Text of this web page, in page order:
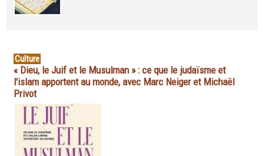
Culture
« Dieu, le Juif et le Musulman » : ce que le judaïsme et
l'islam apportent au monde, avec Marc Neiger et Michaël
Privot